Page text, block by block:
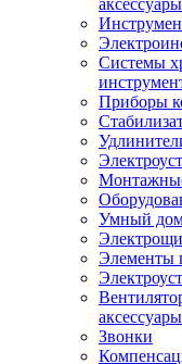
аксессуары
Системы
Приборы
Умный
Элементы
аксессуары
Звонки